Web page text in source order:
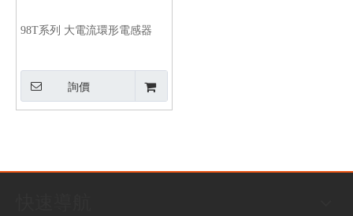
98T系列 大電流環形電感器
詢價